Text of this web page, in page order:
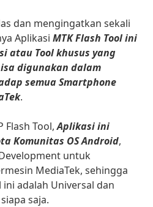
dan mengingatkan sekali
Aplikasi MTK Flash Tool ini
atau Tool khusus yang
digunakan dalam
semua Smartphone
.
Flash Tool,Aplikasi ini
Komunitas OS Android,
untuk
MediaTek, sehingga
ini adalah Universal dan
saja.